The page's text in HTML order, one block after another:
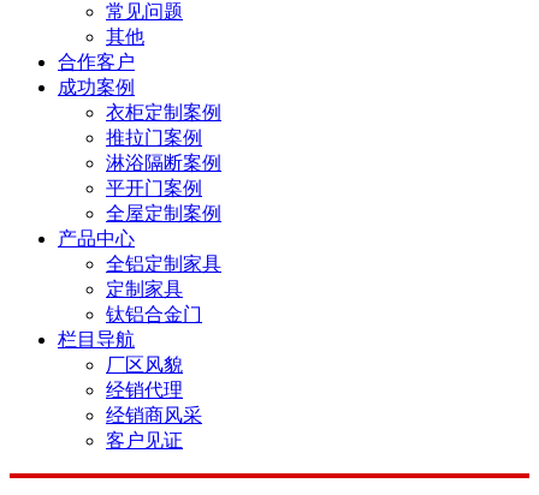
常见问题
其他
合作客户
成功案例
衣柜定制案例
推拉门案例
淋浴隔断案例
平开门案例
全屋定制案例
产品中心
全铝定制家具
定制家具
钛铝合金门
栏目导航
厂区风貌
经销代理
经销商风采
客户见证